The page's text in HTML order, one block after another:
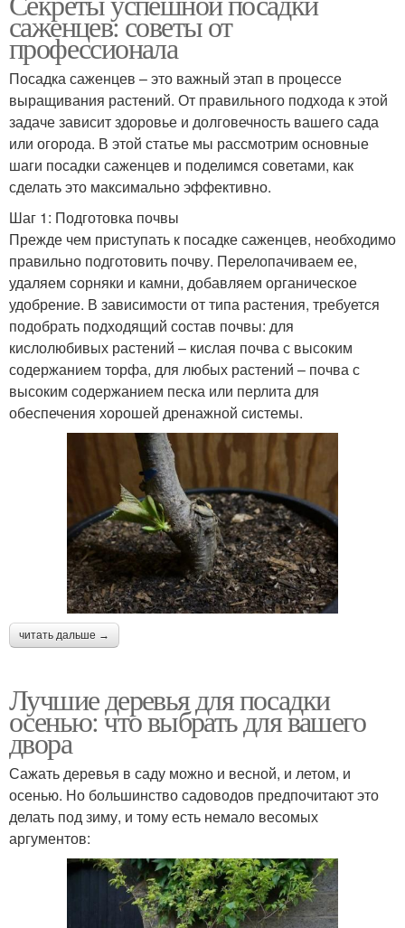
саженцев: советы от
профессионала
Посадка саженцев – это важный этап в процессе
выращивания растений. От правильного подхода к этой
задаче зависит здоровье и долговечность вашего сада
или огорода. В этой статье мы рассмотрим основные
шаги посадки саженцев и поделимся советами, как
сделать это максимально эффективно.
Шаг 1: Подготовка почвы
Прежде чем приступать к посадке саженцев, необходимо
правильно подготовить почву. Перелопачиваем ее,
удаляем сорняки и камни, добавляем органическое
удобрение. В зависимости от типа растения, требуется
подобрать подходящий состав почвы: для
кислолюбивых растений – кислая почва с высоким
содержанием торфа, для любых растений – почва с
высоким содержанием песка или перлита для
обеспечения хорошей дренажной системы.
читать дальше →
Лучшие деревья для посадки
осенью: что выбрать для вашего
двора
Сажать деревья в саду можно и весной, и летом, и
осенью. Но большинство садоводов предпочитают это
делать под зиму, и тому есть немало весомых
аргументов: